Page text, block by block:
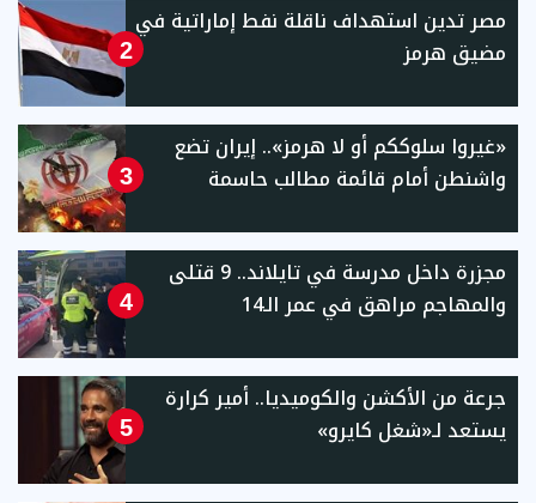
2
مصر تدين استهداف ناقلة نفط إماراتية في
مضيق هرمز
3
«غيروا سلوككم أو لا هرمز».. إيران تضع
واشنطن أمام قائمة مطالب حاسمة
4
مجزرة داخل مدرسة في تايلاند.. 9 قتلى
والمهاجم مراهق في عمر الـ14
5
جرعة من الأكشن والكوميديا.. أمير كرارة
يستعد لـ«شغل كايرو»